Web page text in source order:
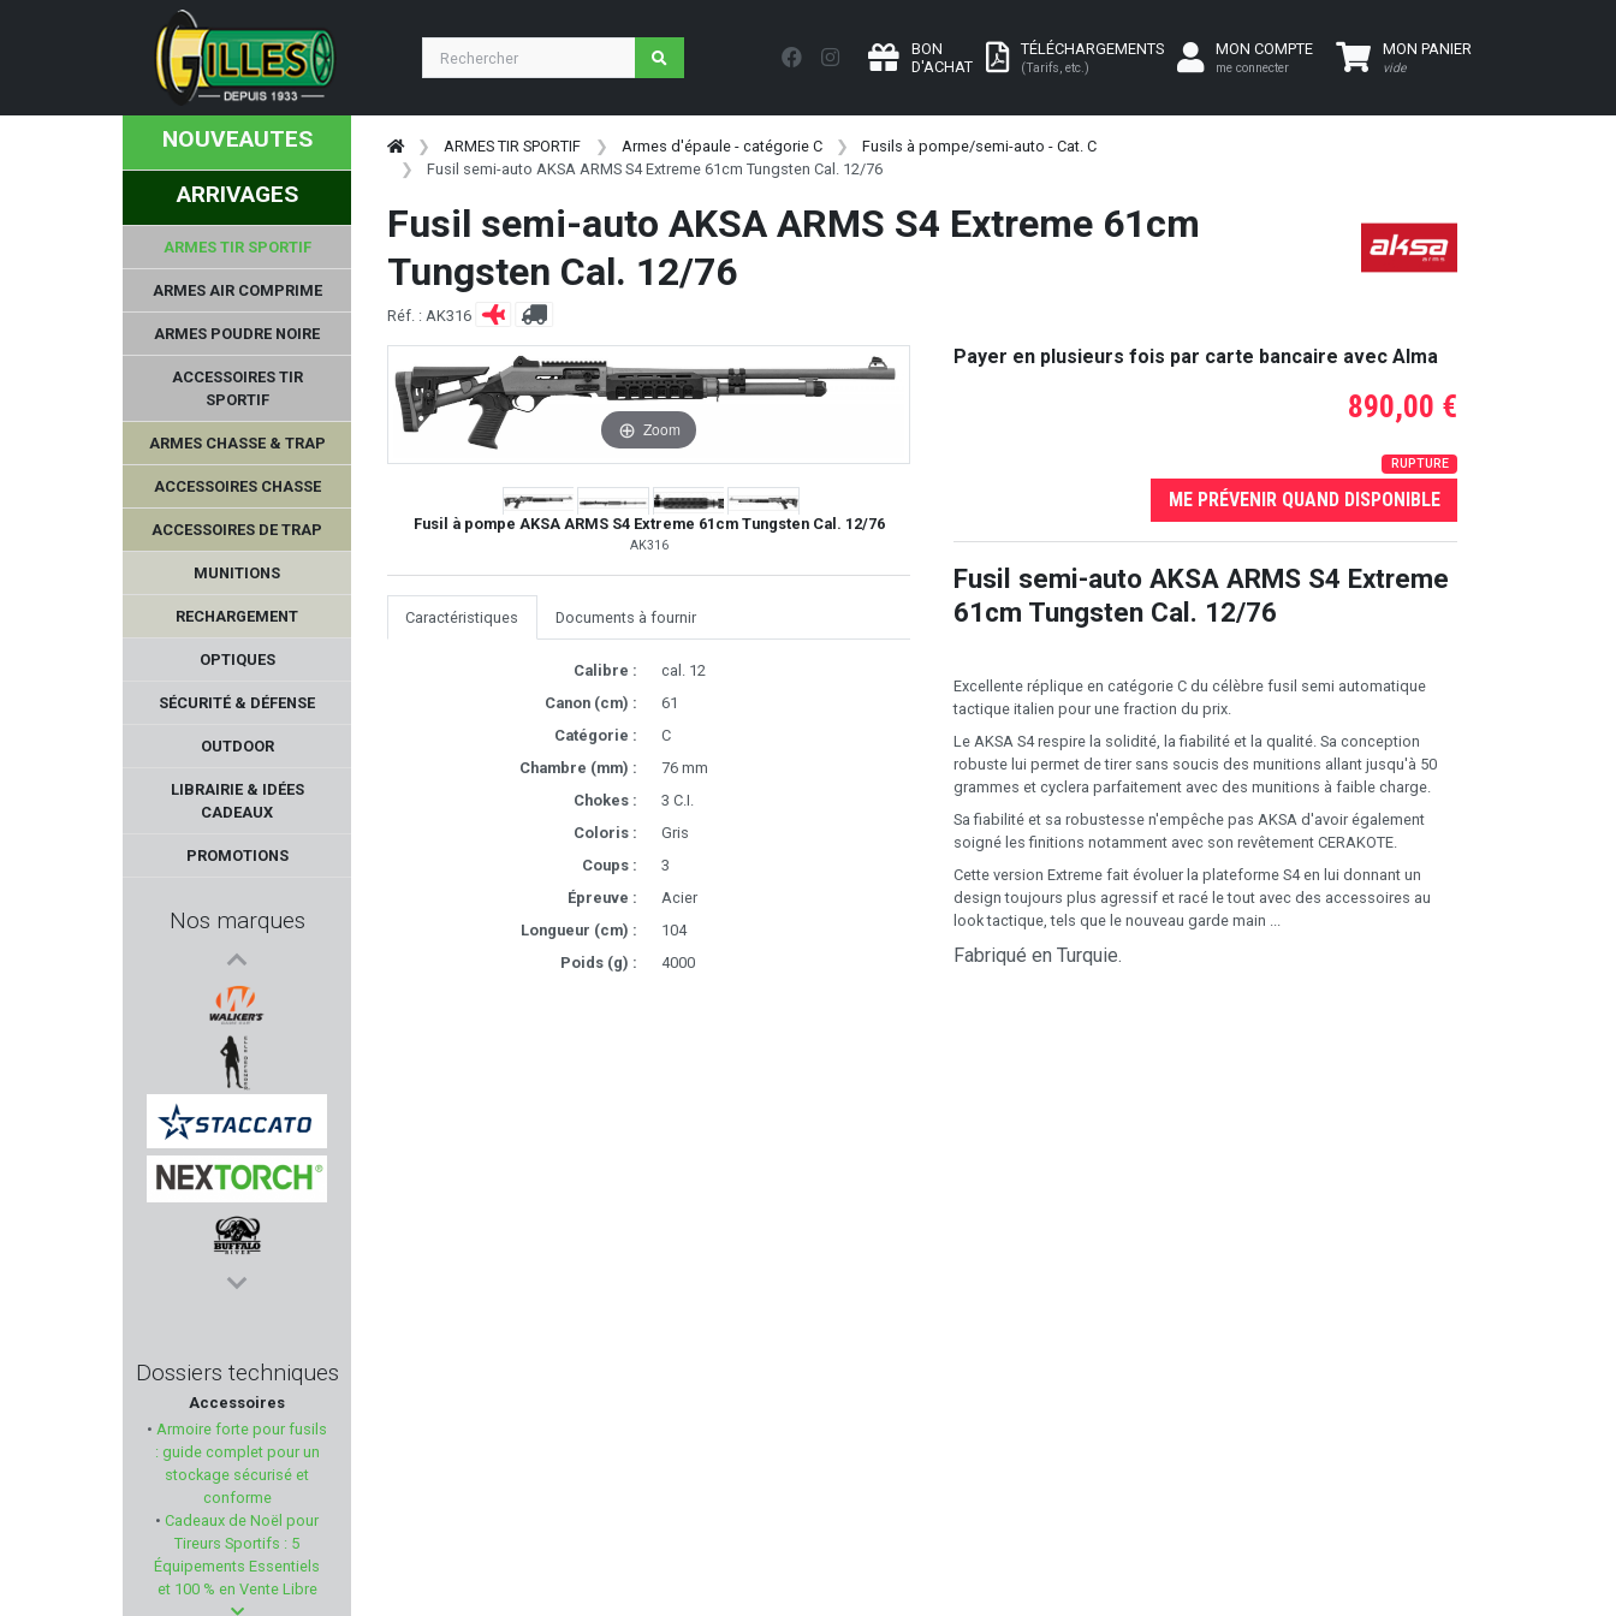
BON
D'ACHAT
TÉLÉCHARGEMENTS
(Tarifs, etc.)
MON COMPTE
me connecter
MON PANIER
vide
NOUVEAUTES
ARRIVAGES
ARMES TIR SPORTIF
ARMES AIR COMPRIME
ARMES POUDRE NOIRE
ACCESSOIRES TIR
SPORTIF
ARMES CHASSE & TRAP
ACCESSOIRES CHASSE
ACCESSOIRES DE TRAP
MUNITIONS
RECHARGEMENT
OPTIQUES
SÉCURITÉ & DÉFENSE
OUTDOOR
LIBRAIRIE & IDÉES
CADEAUX
PROMOTIONS
Nos marques
NATURE DE BRENNE
WALKER'S
ELLE DEFENDER
STACCATO
NEXTORCH
BUFFALO RIVER
H&N
SA SPORT ATTITUDE
ASELKON
FORSTER PRODUCTS
Dossiers techniques
Accessoires
• Armoire forte pour fusils
: guide complet pour un
stockage sécurisé et
conforme
• Cadeaux de Noël pour
Tireurs Sportifs : 5
Équipements Essentiels
et 100 % en Vente Libre
ARMES TIR SPORTIF Armes d'épaule - catégorie C
Fusils à pompe/semi-auto - Cat. C
Fusil semi-auto AKSA ARMS S4 Extreme 61cm Tungsten Cal. 12/76
Fusil semi-auto AKSA ARMS S4 Extreme 61cm
Tungsten Cal. 12/76
Réf. : AK316
Zoom
Fusil à pompe AKSA ARMS S4 Extreme 61cm Tungsten Cal. 12/76
AK316
Caractéristiques Documents à fournir
Calibre :
cal. 12
Canon (cm) :
61
Catégorie :
C
Chambre (mm) :
76 mm
Chokes :
3 C.I.
Coloris :
Gris
Coups :
3
Épreuve :
Acier
Longueur (cm) :
104
Poids (g) :
4000
Payer en plusieurs fois par carte bancaire avec Alma
890,00 €
RUPTURE
ME PRÉVENIR QUAND DISPONIBLE
Fusil semi-auto AKSA ARMS S4 Extreme
61cm Tungsten Cal. 12/76
Excellente réplique en catégorie C du célèbre fusil semi automatique
tactique italien pour une fraction du prix.
Le AKSA S4 respire la solidité, la fiabilité et la qualité. Sa conception
robuste lui permet de tirer sans soucis des munitions allant jusqu'à 50
grammes et cyclera parfaitement avec des munitions à faible charge.
Sa fiabilité et sa robustesse n'empêche pas AKSA d'avoir également
soigné les finitions notamment avec son revêtement CERAKOTE.
Cette version Extreme fait évoluer la plateforme S4 en lui donnant un
design toujours plus agressif et racé le tout avec des accessoires au
look tactique, tels que le nouveau garde main ...
Fabriqué en Turquie.